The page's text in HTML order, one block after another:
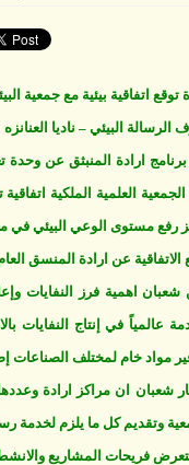
توقع اتفاقية بيئية مع جمعية
الرسالة البيئي – ناديا العنانزه
ارادة المنبثق عن وحدة
العلمية الملكية
رفع مستوى الوعي البيئي في
الاتفاقية عن ارادة المنسق
شعبان اهمية فرز النفايات
عالمياً في إنتاج النفايات
مواد خام لمختلف الصناعات
وتقديم كل ما يلزم لخدمة
فريحات المشاريع